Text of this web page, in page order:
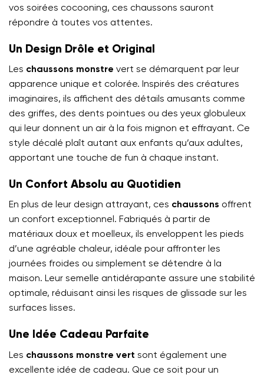
vos soirées cocooning, ces chaussons sauront
répondre à toutes vos attentes.
Un Design Drôle et Original
Les chaussons monstre vert se démarquent par leur
apparence unique et colorée. Inspirés des créatures
imaginaires, ils affichent des détails amusants comme
des griffes, des dents pointues ou des yeux globuleux
qui leur donnent un air à la fois mignon et effrayant. Ce
style décalé plaît autant aux enfants qu’aux adultes,
apportant une touche de fun à chaque instant.
Un Confort Absolu au Quotidien
En plus de leur design attrayant, ces chaussons offrent
un confort exceptionnel. Fabriqués à partir de
matériaux doux et moelleux, ils enveloppent les pieds
d’une agréable chaleur, idéale pour affronter les
journées froides ou simplement se détendre à la
maison. Leur semelle antidérapante assure une stabilité
optimale, réduisant ainsi les risques de glissade sur les
surfaces lisses.
Une Idée Cadeau Parfaite
Les chaussons monstre vert sont également une
excellente idée de cadeau. Que ce soit pour un